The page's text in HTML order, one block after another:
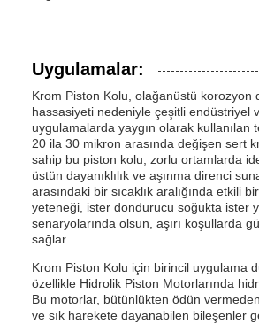
Uygulamalar:
Krom Piston Kolu, olağanüstü korozyon
hassasiyeti nedeniyle çeşitli endüstriyel
uygulamalarda yaygın olarak kullanılan
20 ila 30 mikron arasında değişen sert
sahip bu piston kolu, zorlu ortamlarda
üstün dayanıklılık ve aşınma direnci
arasındaki bir sıcaklık aralığında etkili
yeteneği, ister dondurucu soğukta ister
senaryolarında olsun, aşırı koşullarda
sağlar.
Krom Piston Kolu için birincil uygulama
özellikle Hidrolik Piston Motorlarında
Bu motorlar, bütünlükten ödün
ve sık harekete dayanabilen bileşenler